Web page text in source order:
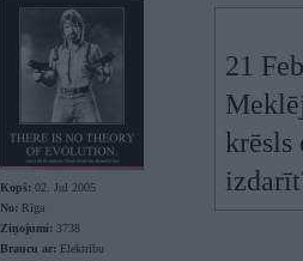
Kopš: 02. Jul 2005
No: Rīga
Ziņojumi: 3738
Braucu ar: Elektrību
21
krēsls